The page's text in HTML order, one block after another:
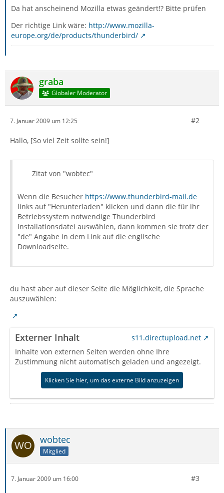
Da hat anscheinend Mozilla etwas geändert!? Bitte prüfen
Der richtige Link wäre: http://www.mozilla-
europe.org/de/products/thunderbird/
graba
Globaler Moderator
7. Januar 2009 um 12:25 #2
Hallo, [So viel Zeit sollte sein!]
Zitat von "wobtec"
Wenn die Besucher https://www.thunderbird-mail.de
links auf "Herunterladen" klicken und dann die für ihr
Betriebssystem notwendige Thunderbird
Installationsdatei auswählen, dann kommen sie trotz der
"de" Angabe in dem Link auf die englische
Downloadseite.
du hast aber auf dieser Seite die Möglichkeit, die Sprache
auszuwählen:
Externer Inhalt
s11.directupload.net
Inhalte von externen Seiten werden ohne Ihre
Zustimmung nicht automatisch geladen und angezeigt.
Klicken Sie hier, um das externe Bild anzuzeigen
wobtec
Mitglied
7. Januar 2009 um 16:00 #3